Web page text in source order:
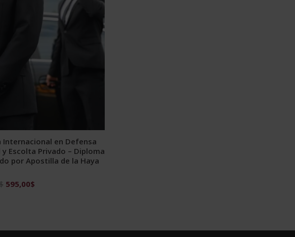
Internacional en Defensa
y Escolta Privado – Diploma
por Apostilla de la Haya
El
2.380,00$.
595,00$El
595,00$.